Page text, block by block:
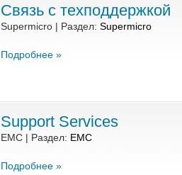
Связь с техподдержкой
Supermicro | Раздел: Supermicro
Подробнее »
Support Services
EMC | Раздел: EMC
Подробнее »